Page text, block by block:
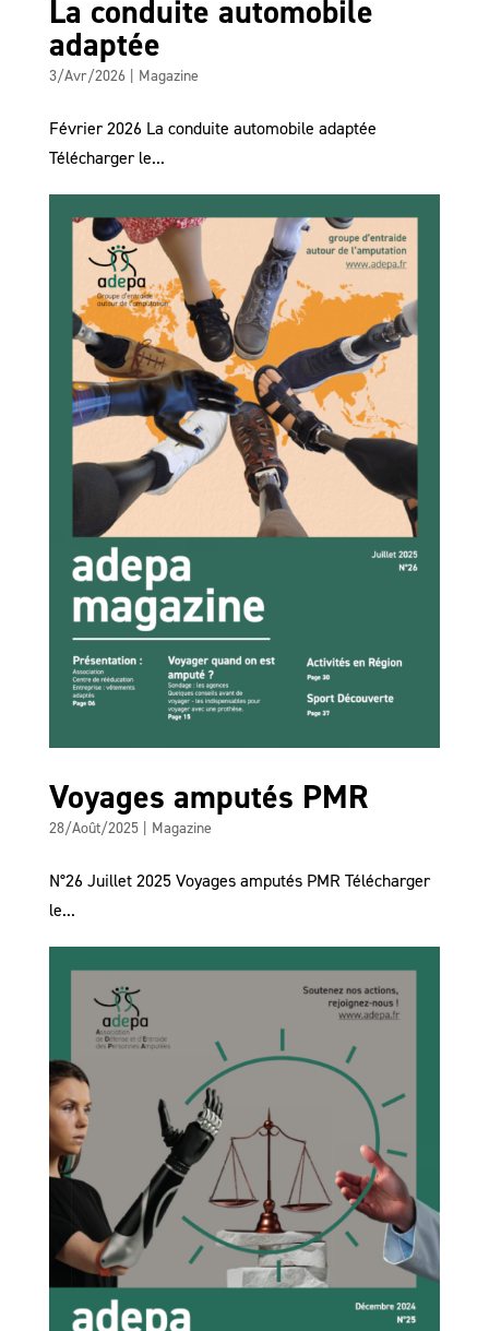
La conduite automobile
adaptée
3/Avr/2026| Magazine
Février 2026 La conduite automobile adaptée
Télécharger le...
Voyages amputés PMR
28/Août/2025| Magazine
N°26 Juillet 2025 Voyages amputés PMR Télécharger
le...